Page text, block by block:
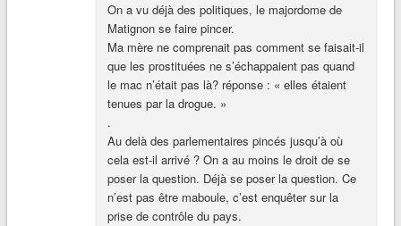
On a vu déjà des politiques, le majordome de
Matignon se faire pincer.
Ma mère ne comprenait pas comment se faisait-il
que les prostituées ne s’échappaient pas quand
le mac n’était pas là? réponse : « elles étaient
tenues par la drogue. »
.
Au delà des parlementaires pincés jusqu’à où
cela est-il arrivé ? On a au moins le droit de se
poser la question. Déjà se poser la question. Ce
n’est pas être maboule, c’est enquêter sur la
prise de contrôle du pays.